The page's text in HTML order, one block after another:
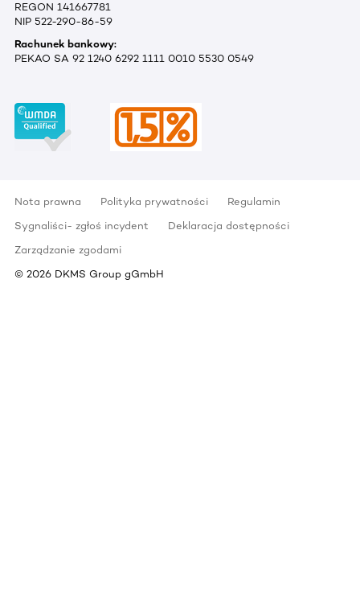
REGON 141667781
NIP 522-290-86-59
Rachunek bankowy:
PEKAO SA 92 1240 6292 1111 0010 5530 0549
Nota prawna Polityka prywatności
Regulamin
Sygnaliści- zgłoś incydent
Deklaracja dostępności
Zarządzanie zgodami
© 2026 DKMS Group gGmbH